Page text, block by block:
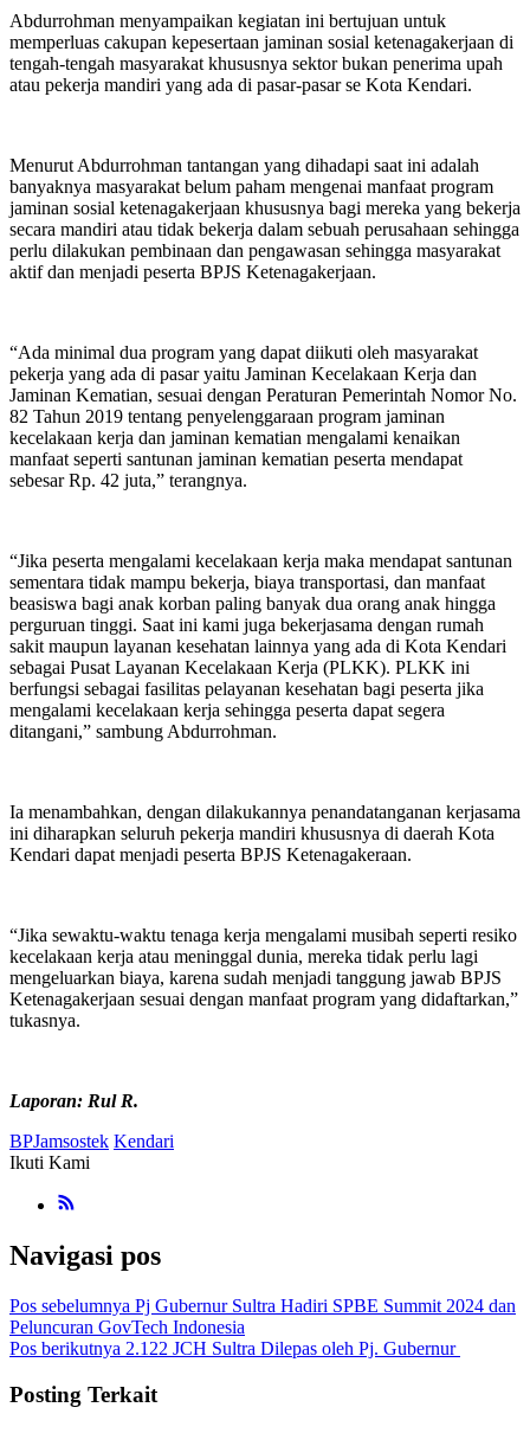
Abdurrohman menyampaikan kegiatan ini bertujuan untuk
memperluas cakupan kepesertaan jaminan sosial ketenagakerjaan di
tengah-tengah masyarakat khususnya sektor bukan penerima upah
atau pekerja mandiri yang ada di pasar-pasar se Kota Kendari.
Menurut Abdurrohman tantangan yang dihadapi saat ini adalah
banyaknya masyarakat belum paham mengenai manfaat program
jaminan sosial ketenagakerjaan khususnya bagi mereka yang bekerja
secara mandiri atau tidak bekerja dalam sebuah perusahaan sehingga
perlu dilakukan pembinaan dan pengawasan sehingga masyarakat
aktif dan menjadi peserta BPJS Ketenagakerjaan.
“Ada minimal dua program yang dapat diikuti oleh masyarakat
pekerja yang ada di pasar yaitu Jaminan Kecelakaan Kerja dan
Jaminan Kematian, sesuai dengan Peraturan Pemerintah Nomor No.
82 Tahun 2019 tentang penyelenggaraan program jaminan
kecelakaan kerja dan jaminan kematian mengalami kenaikan
manfaat seperti santunan jaminan kematian peserta mendapat
sebesar Rp. 42 juta,” terangnya.
“Jika peserta mengalami kecelakaan kerja maka mendapat santunan
sementara tidak mampu bekerja, biaya transportasi, dan manfaat
beasiswa bagi anak korban paling banyak dua orang anak hingga
perguruan tinggi. Saat ini kami juga bekerjasama dengan rumah
sakit maupun layanan kesehatan lainnya yang ada di Kota Kendari
sebagai Pusat Layanan Kecelakaan Kerja (PLKK). PLKK ini
berfungsi sebagai fasilitas pelayanan kesehatan bagi peserta jika
mengalami kecelakaan kerja sehingga peserta dapat segera
ditangani,” sambung Abdurrohman.
Ia menambahkan, dengan dilakukannya penandatanganan kerjasama
ini diharapkan seluruh pekerja mandiri khususnya di daerah Kota
Kendari dapat menjadi peserta BPJS Ketenagakeraan.
“Jika sewaktu-waktu tenaga kerja mengalami musibah seperti resiko
kecelakaan kerja atau meninggal dunia, mereka tidak perlu lagi
mengeluarkan biaya, karena sudah menjadi tanggung jawab BPJS
Ketenagakerjaan sesuai dengan manfaat program yang didaftarkan,”
tukasnya.
Laporan: Rul R.
BPJamsostek Kendari
Ikuti Kami
Navigasi pos
Pos sebelumnya Pj Gubernur Sultra Hadiri SPBE Summit 2024 dan
Peluncuran GovTech Indonesia
Pos berikutnya 2.122 JCH Sultra Dilepas oleh Pj. Gubernur
Posting Terkait